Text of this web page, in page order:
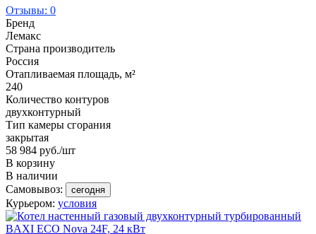
Отзывы: 0
Бренд
Лемакс
Страна производитель
Россия
Отапливаемая площадь, м²
240
Количество контуров
двухконтурный
Тип камеры сгорания
закрытая
58 984 руб./шт
В корзину
В наличии
Самовывоз:
сегодня
Курьером: условия